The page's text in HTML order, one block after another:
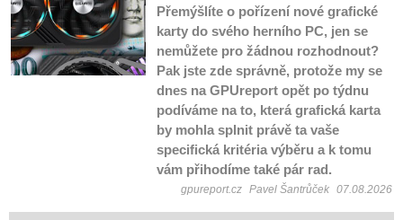
Přemýšlíte o pořízení nové grafické
karty do svého herního PC, jen se
nemůžete pro žádnou rozhodnout?
Pak jste zde správně, protože my se
dnes na GPUreport opět po týdnu
podíváme na to, která grafická karta
by mohla splnit právě ta vaše
specifická kritéria výběru a k tomu
vám přihodíme také pár rad.
gpureport.cz Pavel Šantrůček 07.08.2026